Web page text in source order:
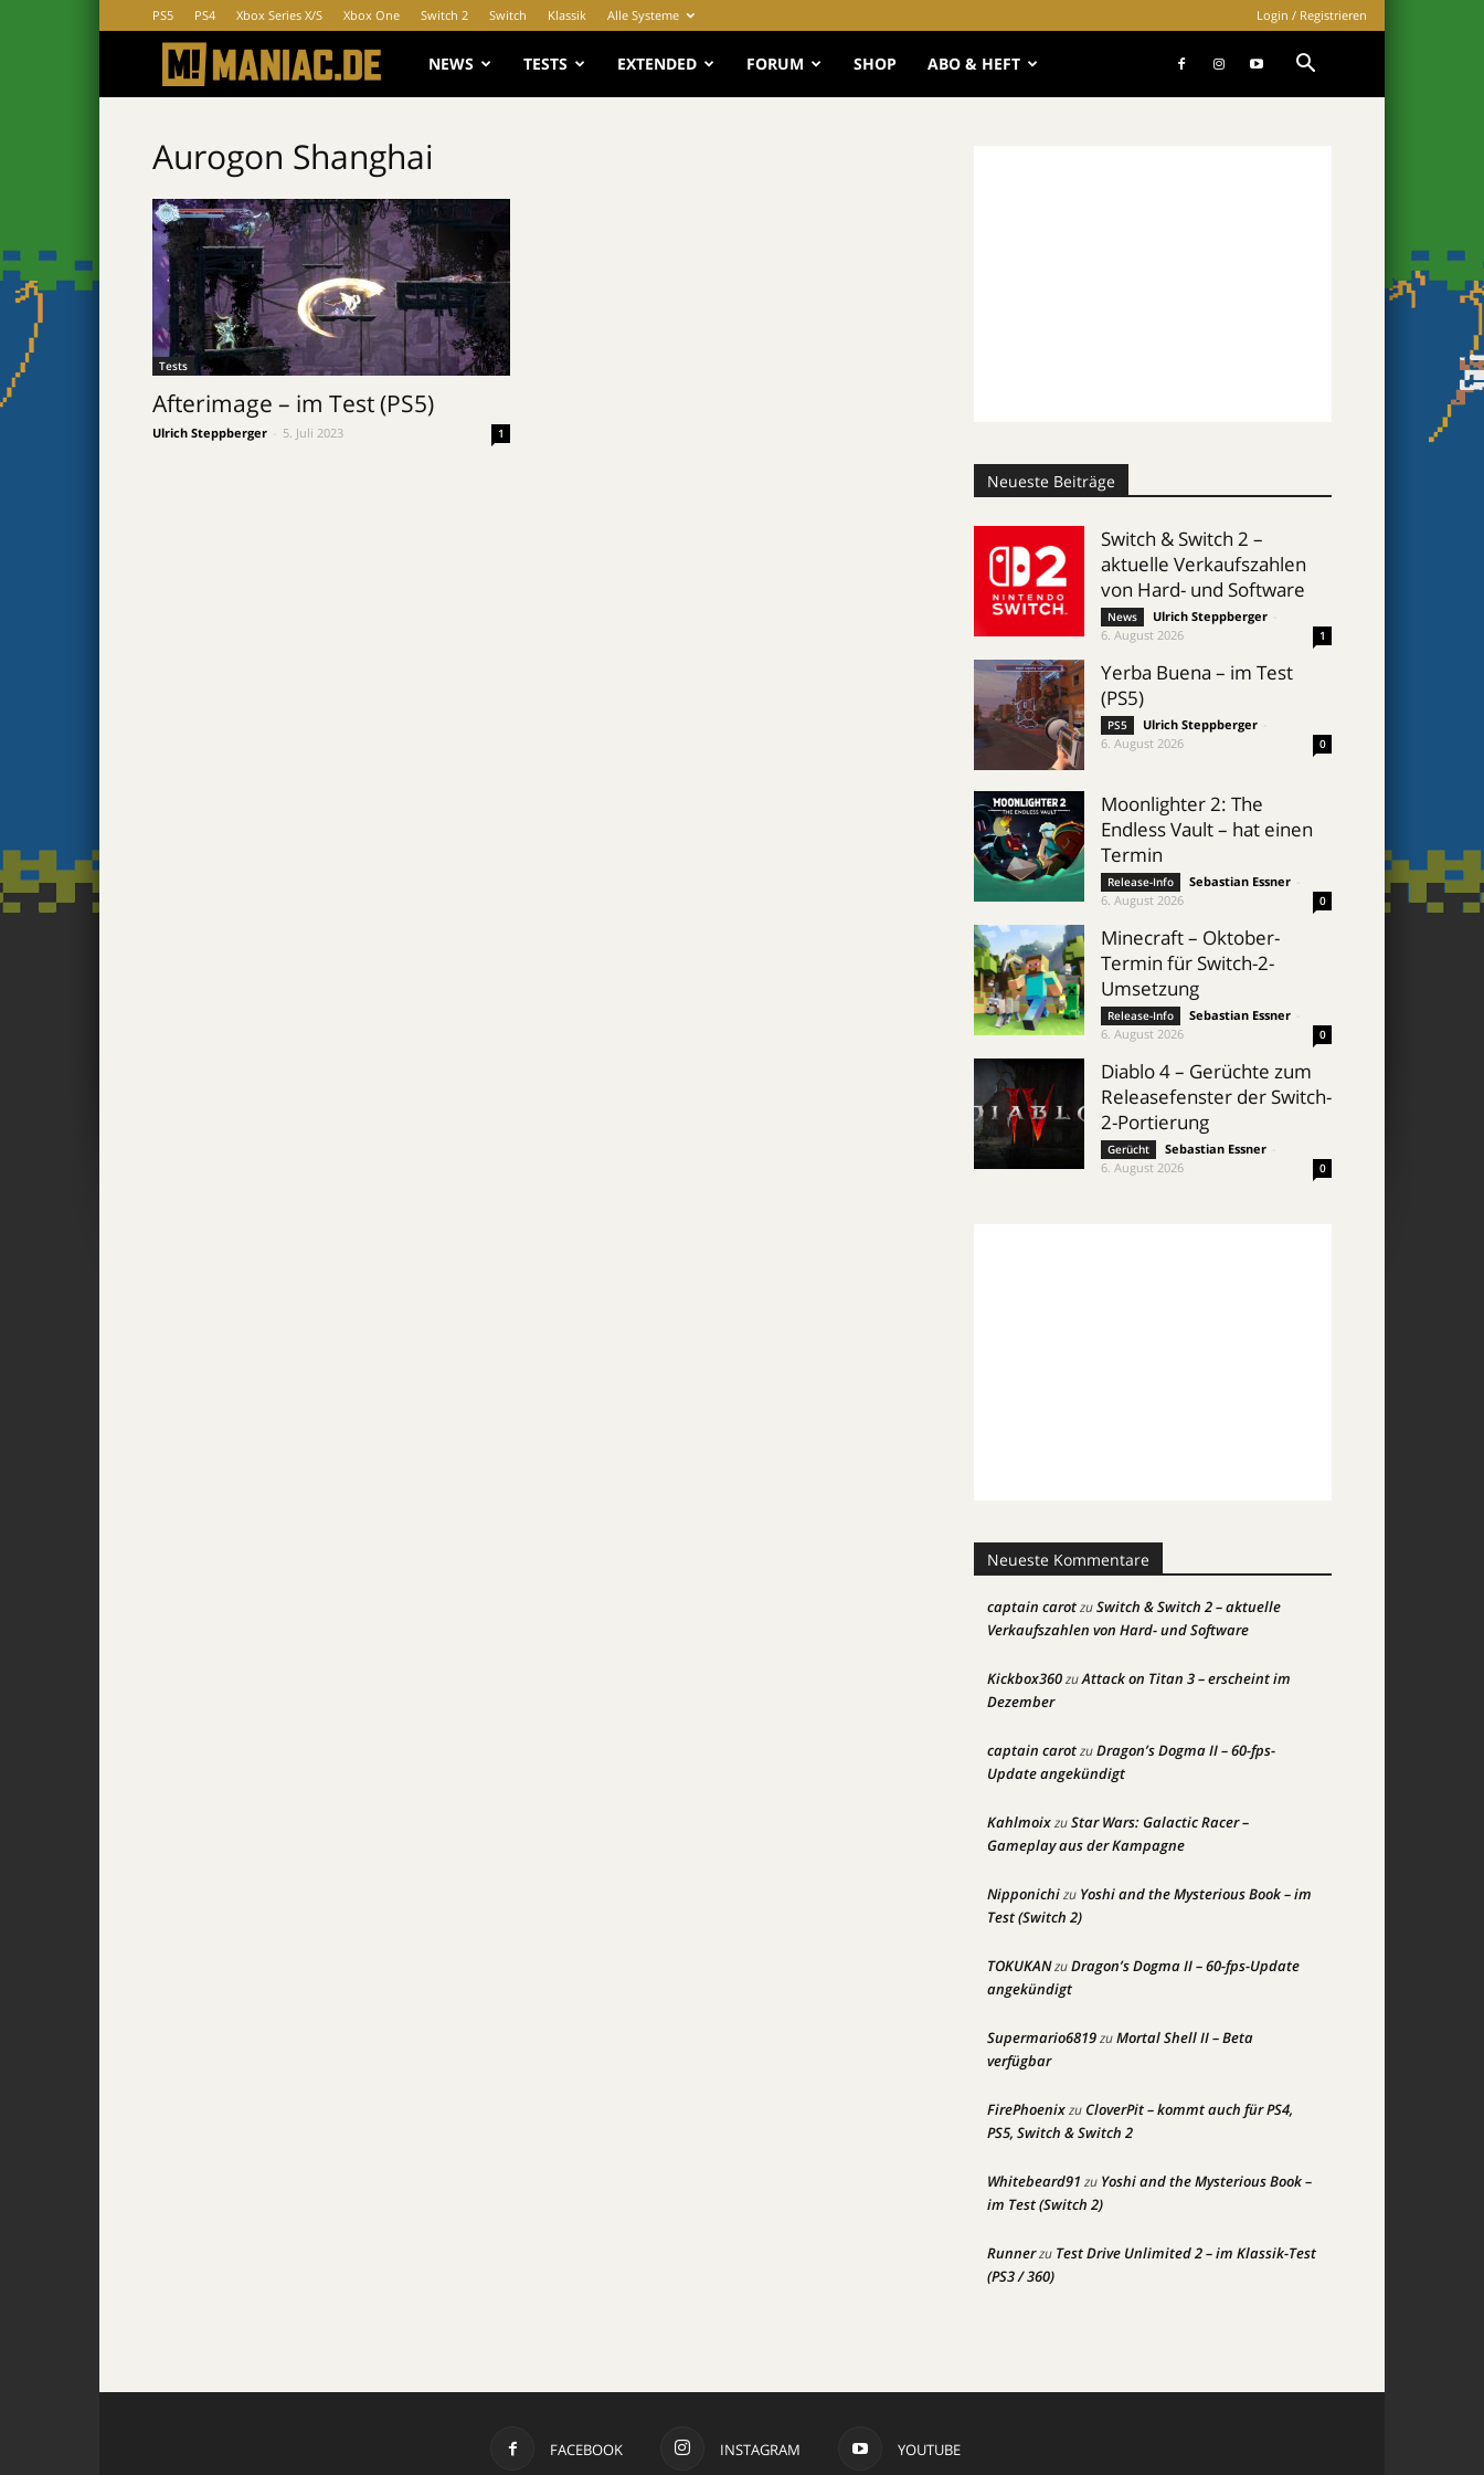
PS5 PS4 Xbox Series X/S Xbox One Switch 2 Switch Klassik Alle Systeme Login / Registrieren
MANIAC.de
NEWS TESTS EXTENDED FORUM SHOP ABO & HEFT
Aurogon Shanghai
Tests
Afterimage – im Test (PS5)
Ulrich Steppberger 5. Juli 2023 1
Neueste Beiträge
Switch & Switch 2 –
aktuelle Verkaufszahlen
von Hard- und Software
News Ulrich Steppberger
6. August 2026
1
Yerba Buena – im Test
(PS5)
PS5 Ulrich Steppberger
6. August 2026
0
Moonlighter 2: The
Endless Vault – hat einen
Termin
Release-Info Sebastian Essner
6. August 2026
0
Minecraft – Oktober-
Termin für Switch-2-
Umsetzung
Release-Info Sebastian Essner
6. August 2026
0
Diablo 4 – Gerüchte zum
Releasefenster der Switch-
2-Portierung
Gerücht Sebastian Essner
6. August 2026
0
Neueste Kommentare
captain carotzuSwitch & Switch 2 – aktuelle
Verkaufszahlen von Hard- und Software
Kickbox360zuAttack on Titan 3 – erscheint im
Dezember
captain carotzuDragon’s Dogma II – 60-fps-
Update angekündigt
KahlmoixzuStar Wars: Galactic Racer –
Gameplay aus der Kampagne
Nipponichizu Yoshi and the Mysterious Book – im
Test (Switch 2)
TOKUKANzuDragon’s Dogma II – 60-fps-Update
angekündigt
Supermario6819zuMortal Shell II – Beta
verfügbar
FirePhoenixzuCloverPit – kommt auch für PS4,
PS5, Switch & Switch 2
Whitebeard91 zu Yoshi and the Mysterious Book –
im Test (Switch 2)
Runnerzu Test Drive Unlimited 2 – im Klassik-Test
(PS3 / 360)
FACEBOOK INSTAGRAM YOUTUBE